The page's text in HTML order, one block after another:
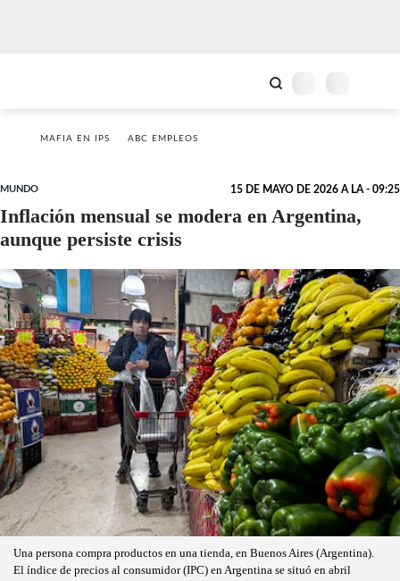
MAFIA EN IPS ABC EMPLEOS
MUNDO 15 DE MAYO DE 2026 A LA - 09:25
Inflación mensual se modera en Argentina,
aunque persiste crisis
Una persona compra productos en una tienda, en Buenos Aires (Argentina).
El índice de precios al consumidor (IPC) en Argentina se situó en abril